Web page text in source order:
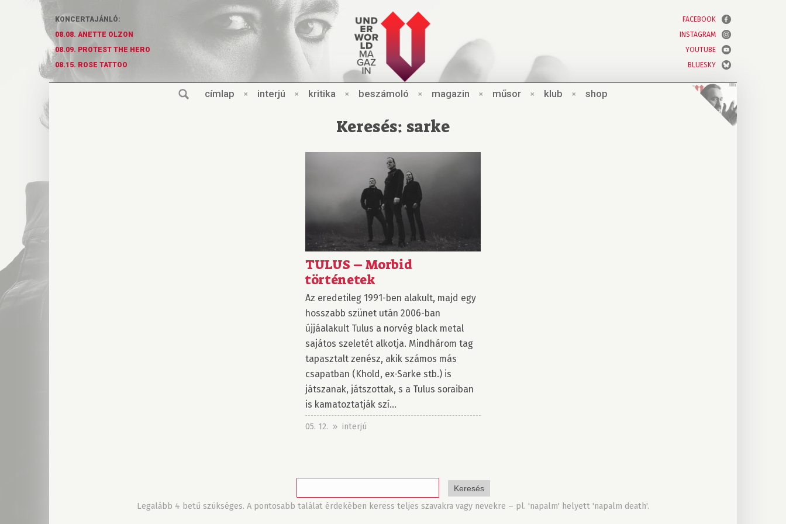
KONCERTAJÁNLÓ:
08.08. ANETTE OLZON
08.09. PROTEST THE HERO
08.15. ROSE TATTOO
FACEBOOK
INSTAGRAM
YOUTUBE
BLUESKY
címlap × interjú × kritika × beszámoló × magazin × műsor × klub × shop
Keresés: sarke
TULUS – Morbid
történetek
Az eredetileg 1991-ben alakult, majd egy
hosszabb szünet után 2006-ban
újjáalakult Tulus a norvég black metal
sajátos szeletét alkotja. Mindhárom tag
tapasztalt zenész, akik számos más
csapatban (Khold, ex-Sarke stb.) is
játszanak, játszottak, s a Tulus soraiban
is kamatoztatják szí...
05. 12. » interjú
Legalább 4 betű szükséges. A pontosabb találat érdekében keress teljes szavakra vagy nevekre – pl. 'napalm' helyett 'napalm death'.